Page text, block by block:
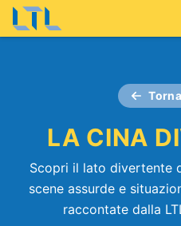
LA CINA
Scopri il lato divertente
scene assurde e
raccontate dalla